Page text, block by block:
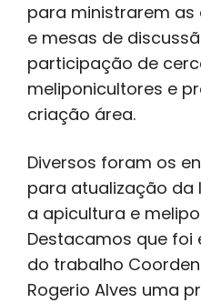
para ministrarem
e mesas de
participação de
meliponicultores e
criação área.
Diversos foram os
para atualização da
a apicultura e
Destacamos que
do trabalho
Rogerio Alves uma